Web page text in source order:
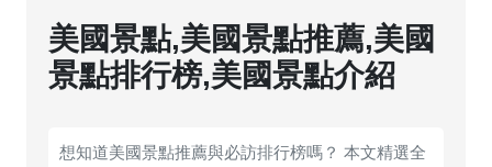
美國景點,美國景點推薦,美國
景點排行榜,美國景點介紹
想知道美國景點推薦與必訪排行榜嗎？ 本文精選全